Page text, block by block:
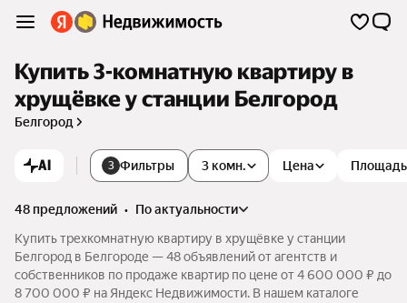
Купить 3-комнатную квартиру в
хрущёвке у станции Белгород
Белгород
AI 3 Фильтры 3 комн. Цена Площадь
48 предложений •
по актуальности
Купить трехкомнатную квартиру в хрущёвке у станции
Белгород в Белгороде — 48 объявлений от агентств и
собственников по продаже квартир по цене от 4 600 000 ₽ до
8 700 000 ₽ на Яндекс Недвижимости. В нашем каталоге